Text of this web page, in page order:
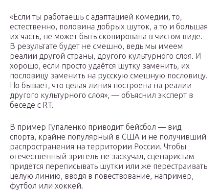
«Если ты работаешь с адаптацией комедии, то,
естественно, половина добрых шуток, а то и большая
их часть, не может быть скопирована в чистом виде.
В результате будет не смешно, ведь мы имеем
реалии другой страны, другого культурного слоя. И
хорошо, если просто удаётся шутку заменить, их
пословицу заменить на русскую смешную пословицу.
Но бывает, что целая линия построена на реалии
другого культурного слоя», — объяснил эксперт в
беседе с RT.
В пример Гупаленко приводит бейсбол — вид
спорта, крайне популярный в США и не получивший
распространения на территории России. Чтобы
отечественный зритель не заскучал, сценаристам
придётся переписывать шутки или же перестраивать
целую линию, вводя в повествование, например,
футбол или хоккей.